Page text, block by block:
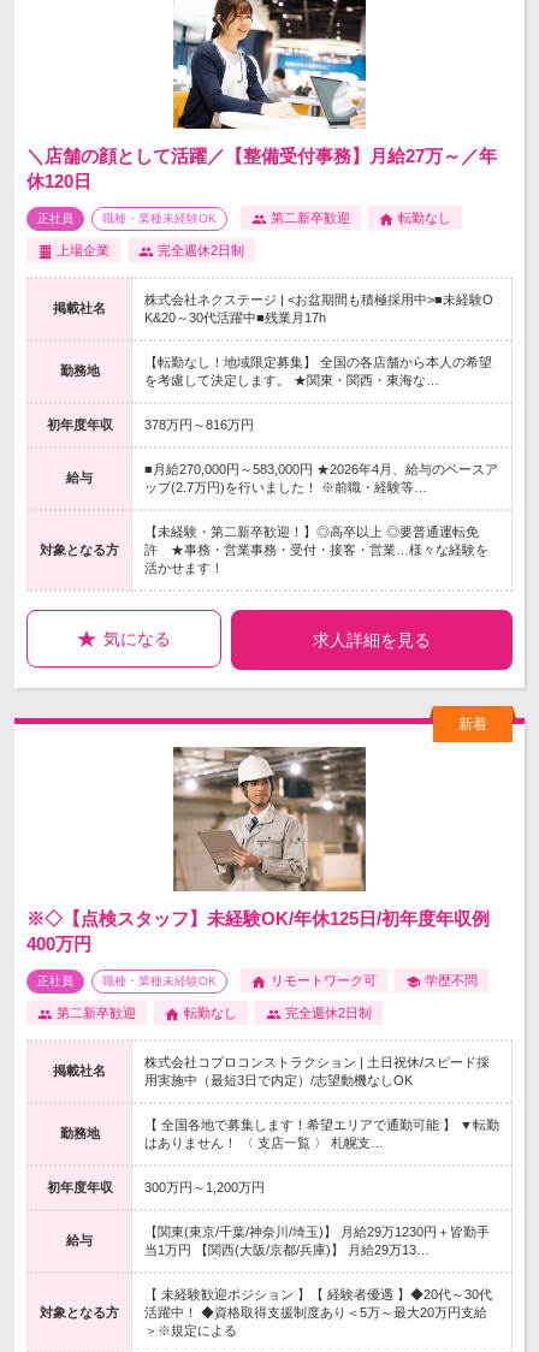
＼店舗の顔として活躍／【整備受付事務】月給27万～／年
休120日
正社員 職種・業種未経験OK 第二新卒歓迎 転勤なし
上場企業 完全週休2日制
掲載社名
株式会社ネクステージ | <お盆期間も積極採用中>■未経験O
K&20～30代活躍中■残業月17h
勤務地
【転勤なし！地域限定募集】 全国の各店舗から本人の希望
を考慮して決定します。 ★関東・関西・東海な…
初年度年収 378万円～816万円
給与
■月給270,000円～583,000円 ★2026年4月、給与のベースア
ップ(2.7万円)を行いました！ ※前職・経験等…
対象となる方
【未経験・第二新卒歓迎！】◎高卒以上 ◎要普通運転免
許 ★事務・営業事務・受付・接客・営業…様々な経験を
活かせます！
気になる 求人詳細を見る
※◇【点検スタッフ】未経験OK/年休125日/初年度年収例
400万円
正社員 職種・業種未経験OK リモートワーク可 学歴不問
第二新卒歓迎 転勤なし 完全週休2日制
掲載社名
株式会社コプロコンストラクション | 土日祝休/スピード採
用実施中（最短3日で内定）/志望動機なしOK
勤務地
【 全国各地で募集します！希望エリアで通勤可能 】 ▼転勤
はありません！ 〈 支店一覧 〉 札幌支…
初年度年収 300万円～1,200万円
給与
【関東(東京/千葉/神奈川/埼玉)】 月給29万1230円＋皆勤手
当1万円 【関西(大阪/京都/兵庫)】 月給29万13…
対象となる方
【 未経験歓迎ポジション 】【 経験者優遇 】◆20代～30代
活躍中！ ◆資格取得支援制度あり＜5万～最大20万円支給
＞※規定による